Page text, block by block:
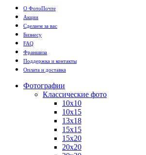
О ФотоПочте
Акции
Сделаем за вас
Бизнесу
FAQ
Франшиза
Поддержка и контакты
Оплата и доставка
Фотографии
Классические фото
10х10
10х15
13х18
15х15
15х20
20х20